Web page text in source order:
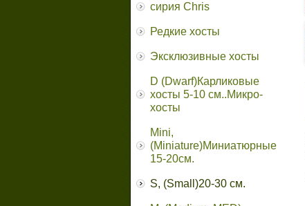
сирия Chris
Редкие хосты
Эксклюзивные хосты
D (Dwarf)Карликовые
хосты 5-10 см..Микро-
хосты
Mini,
(Miniature)Миниатюрные
15-20см.
S, (Small)20-30 см.